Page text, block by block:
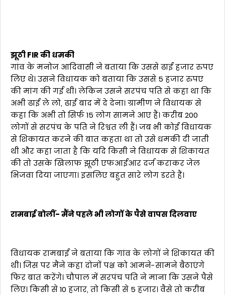
झूठी FIR की धमकी
गांव के मनोज आदिवासी ने बताया कि उससे ढाई हजार रुपए
लिए थे। उसने विधायक को बताया कि उससे 5 हजार रुपए
की मांग की गई थी। लेकिन उसने सरपंच पति से कहा था कि
अभी ढाई ले लो, ढाई बाद में दे देना। ग्रामीण ने विधायक से
कहा कि अभी तो सिर्फ 15 लोग सामने आए हैं। करीब 200
लोगों से सरपंच के पति ने रिश्वत ली हैं। जब भी कोई विधायक
से शिकायत करने की बात कहता था तो उसे धमकी दी जाती
थी और कहा जाता है कि यदि किसी ने विधायक से शिकायत
की तो उसके खिलाफ झूठी एफआईआर दर्ज कराकर जेल
भिजवा दिया जाएगा। इसलिए बहुत सारे लोग डरते हैं।
रामबाई बोलीं- मैंने पहले भी लोगों के पैसे वापस दिलवाए
विधायक रामबाई ने बताया कि गांव के लोगों ने शिकायत की
थी। जिस पर मैंने कहा दोनोंं पक्ष को आमने-सामने बैठाएंगे
फिर बात करेंगे। चौपाल में सरपंच पति ने माना कि उसने पैसे
लिए। किसी से 10 हजार, तो किसी से 5 हजार। वैसे तो करीब